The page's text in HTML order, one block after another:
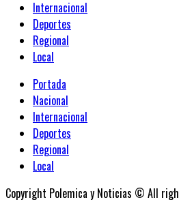
Internacional
Deportes
Regional
Local
Portada
Nacional
Internacional
Deportes
Regional
Local
Copyright Polemica y Noticias © All